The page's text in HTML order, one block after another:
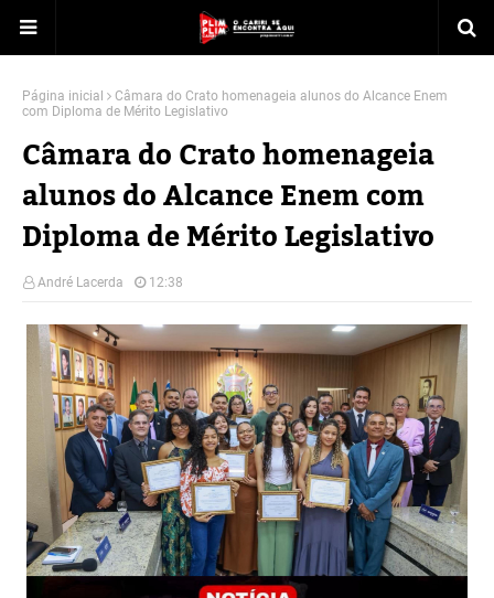
Página inicial
Câmara do Crato homenageia alunos do Alcance Enem
com Diploma de Mérito Legislativo
Câmara do Crato homenageia
alunos do Alcance Enem com
Diploma de Mérito Legislativo
André Lacerda 12:38